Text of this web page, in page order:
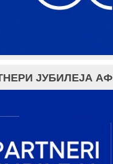
ЈУБИЛЕЈА АФ